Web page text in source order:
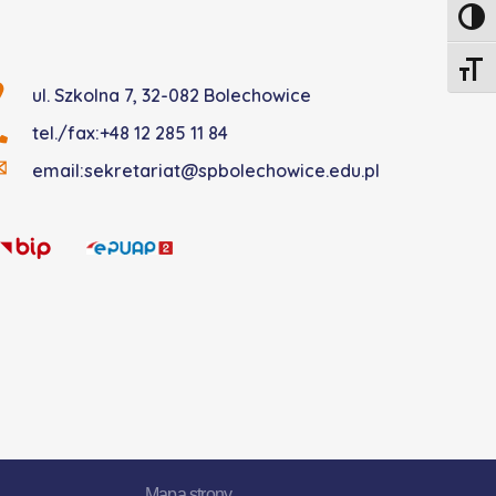
ul. Szkolna 7, 32-082 Bolechowice
tel./fax:+48 12 285 11 84
email:sekretariat@spbolechowice.edu.pl